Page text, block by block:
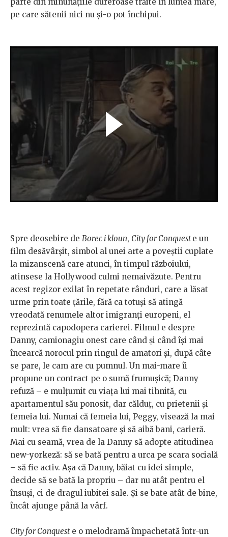
parte din minunățiile dureroase trăite în lumea mare,
pe care sătenii nici nu și-o pot închipui.
Spre deosebire de Borec i kloun, City for Conqueste un
film desăvârșit, simbol al unei arte a poveștii cuplate
la mizanscenă care atunci, în timpul războiului,
atinsese la Hollywood culmi nemaivăzute. Pentru
acest regizor exilat în repetate rânduri, care a lăsat
urme prin toate țările, fără ca totuși să atingă
vreodată renumele altor imigranți europeni, el
reprezintă capodopera carierei. Filmul e despre
Danny, camionagiu onest care când și când își mai
încearcă norocul prin ringul de amatori și, după câte
se pare, le cam are cu pumnul. Un mai-mare îi
propune un contract pe o sumă frumușică; Danny
refuză – e mulțumit cu viața lui mai tihnită, cu
apartamentul său ponosit, dar călduț, cu prietenii și
femeia lui. Numai că femeia lui, Peggy, visează la mai
mult: vrea să fie dansatoare și să aibă bani, carieră.
Mai cu seamă, vrea de la Danny să adopte atitudinea
new-yorkeză: să se bată pentru a urca pe scara socială
– să fie activ. Așa că Danny, băiat cu idei simple,
decide să se bată la propriu – dar nu atât pentru el
însuși, ci de dragul iubitei sale. Și se bate atât de bine,
încât ajunge până la vârf.
City for Conqueste o melodramă împachetată într-un